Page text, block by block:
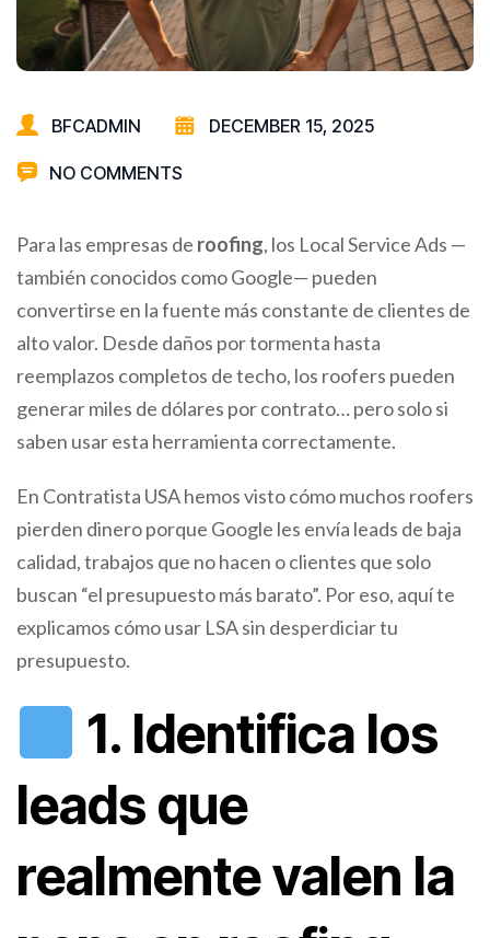
BFCADMIN DECEMBER 15, 2025
NO COMMENTS
Para las empresas de roofing, los Local Service Ads —
también conocidos como Google— pueden
convertirse en la fuente más constante de clientes de
alto valor. Desde daños por tormenta hasta
reemplazos completos de techo, los roofers pueden
generar miles de dólares por contrato… pero solo si
saben usar esta herramienta correctamente.
En Contratista USA hemos visto cómo muchos roofers
pierden dinero porque Google les envía leads de baja
calidad, trabajos que no hacen o clientes que solo
buscan “el presupuesto más barato”. Por eso, aquí te
explicamos cómo usar LSA sin desperdiciar tu
presupuesto.
1. Identifica los
leads que
realmente valen la